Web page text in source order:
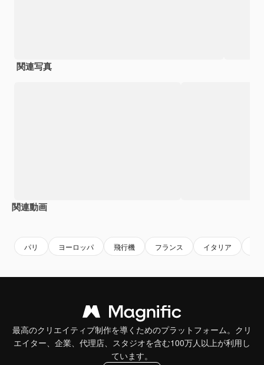
関連写真
関連動画
パリ ヨーロッパ 飛行機 フランス イタリア
最高のクリエイティブ制作を導くためのプラットフォーム。クリ
エイター、企業、代理店、スタジオを含む100万人以上が利用し
ています。